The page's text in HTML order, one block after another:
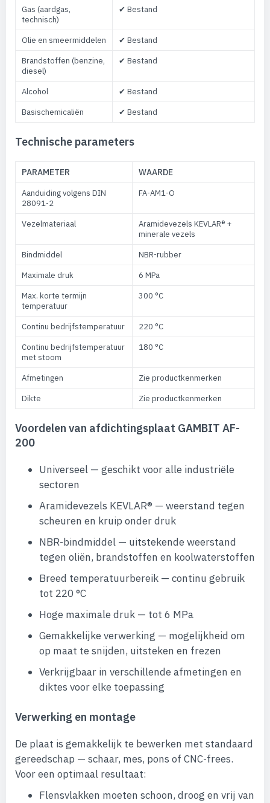
Gas (aardgas,
technisch)
✔ Bestand
Olie en smeermiddelen
✔ Bestand
Brandstoffen (benzine,
diesel)
✔ Bestand
Alcohol
✔ Bestand
Basischemicaliën
✔ Bestand
Technische parameters
PARAMETER WAARDE
Aanduiding volgens DIN
28091-2
FA-AM1-O
Vezelmateriaal
Aramidevezels KEVLAR® +
minerale vezels
Bindmiddel
NBR-rubber
Maximale druk
6 MPa
Max. korte termijn
temperatuur
300 °C
Continu bedrijfstemperatuur
220 °C
Continu bedrijfstemperatuur
met stoom
180 °C
Afmetingen
Zie productkenmerken
Dikte
Zie productkenmerken
Voordelen van afdichtingsplaat GAMBIT AF-
200
Universeel — geschikt voor alle industriële
sectoren
Aramidevezels KEVLAR® — weerstand tegen
scheuren en kruip onder druk
NBR-bindmiddel — uitstekende weerstand
tegen oliën, brandstoffen en koolwaterstoffen
Breed temperatuurbereik — continu gebruik
tot 220 °C
Hoge maximale druk — tot 6 MPa
Gemakkelijke verwerking — mogelijkheid om
op maat te snijden, uitsteken en frezen
Verkrijgbaar in verschillende afmetingen en
diktes voor elke toepassing
Verwerking en montage
De plaat is gemakkelijk te bewerken met standaard
gereedschap — schaar, mes, pons of CNC-frees.
Voor een optimaal resultaat:
Flensvlakken moeten schoon, droog en vrij van